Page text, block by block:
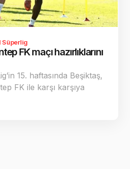
Süperlig
FK maçı hazırlıklarını
15. haftasında Beşiktaş,
FK ile karşı karşıya